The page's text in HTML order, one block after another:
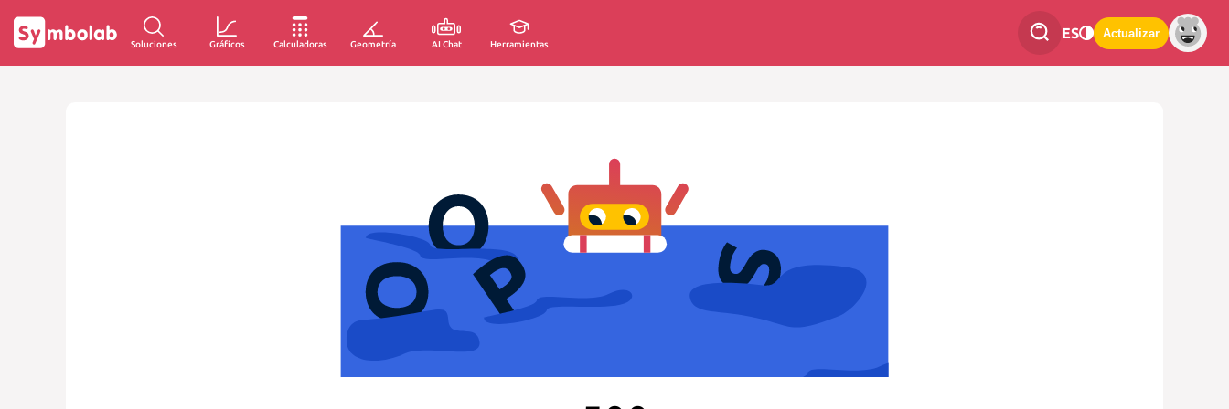
Soluciones Gráficos Calculadoras Geometría AI Chat Herramientas
ES Actualizar